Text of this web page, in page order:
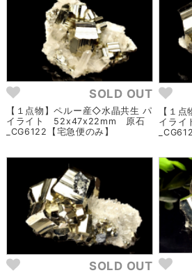
SOLD OUT
【１点物】ペルー産◇水晶共生 パ
イライト 52x47x22mm 原石
_CG6122【宅急便のみ】
【１
イラ
SOLD OUT